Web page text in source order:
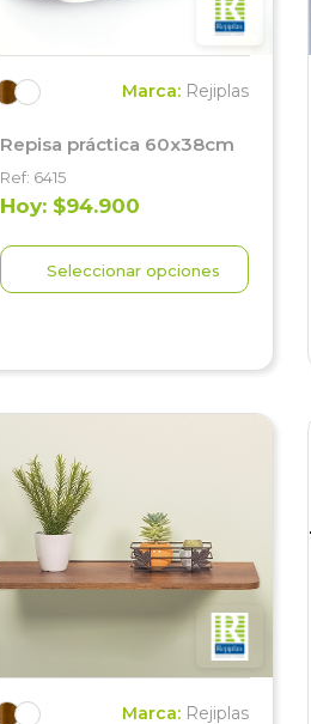
Marca: Rejiplas
Repisa práctica 60x38cm
Ref: 6415
Hoy: $94.900
Seleccionar opciones
Marca: Rejiplas